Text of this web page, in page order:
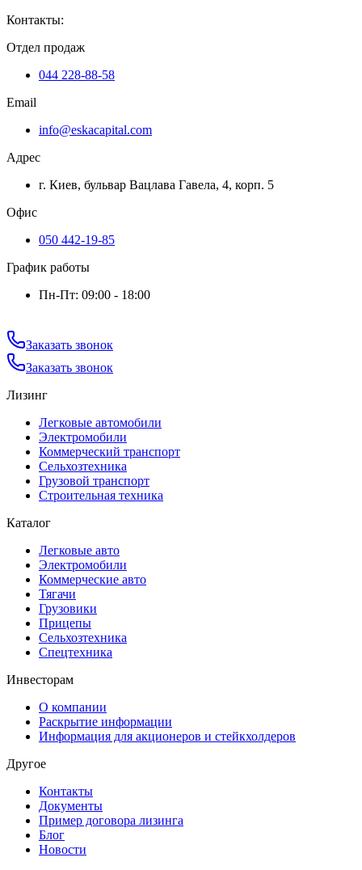
Контакты:
Отдел продаж
044 228-88-58
Email
info@eskacapital.com
Адрес
г. Киев, бульвар Вацлава Гавела, 4, корп. 5
Офис
050 442-19-85
График работы
Пн-Пт: 09:00 - 18:00
Заказать звонок
Заказать звонок
Лизинг
Легковые автомобили
Электромобили
Коммерческий транспорт
Сельхозтехника
Грузовой транспорт
Строительная техника
Каталог
Легковые авто
Электромобили
Коммерческие авто
Тягачи
Грузовики
Прицепы
Сельхозтехника
Спецтехника
Инвесторам
О компании
Раскрытие информации
Информация для акционеров и стейкхолдеров
Другое
Контакты
Документы
Пример договора лизинга
Блог
Новости